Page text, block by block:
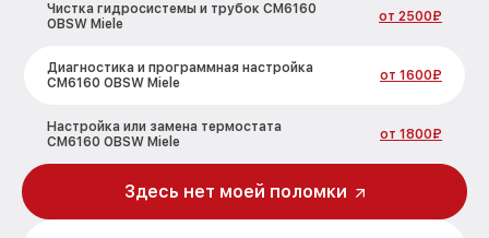
Чистка гидросистемы и трубок CM6160
OBSW Miele
от 2500₽
Диагностика и программная настройка
CM6160 OBSW Miele
от 1600₽
Настройка или замена термостата
CM6160 OBSW Miele
от 1800₽
Ремонт или замена капучинатора
CM6160 OBSW MieleЗдесь нет моей поломки